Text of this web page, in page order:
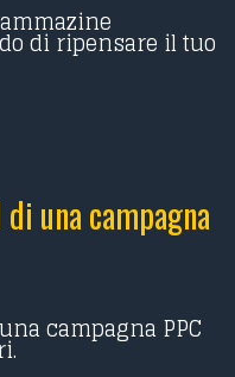
di ripensare il tuo
una campagna
campagna PPC